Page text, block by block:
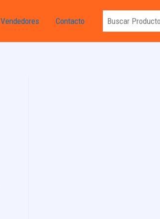
Vendedores Contacto